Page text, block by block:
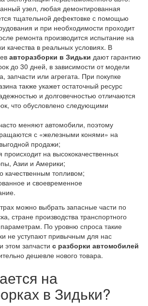
узел, любая демонтированная
тщательной дефектовке с помощью
и при необходимости проходит
ремонта производится испытание на
качества в реальных условиях. В
авторазборки в Зидьки дают гарантию
до 30 дней, в зависимости от модели
запчасти или агрегата. При покупке
также укажет остаточный ресурс
и долговечностью отличаются
что обусловлено следующими
меняют автомобили, поэтому
с «железными конями» на
продажи;
происходит на высококачественных
Азии и Америки;
качественным топливом;
и своевременное
можно выбрать запасные части по
стране производства транспортного
По уровню спроса такие
не уступают привычным для нас
этом запчасти с разборки автомобилей
дешевле нового товара.
на
в Зидьки?